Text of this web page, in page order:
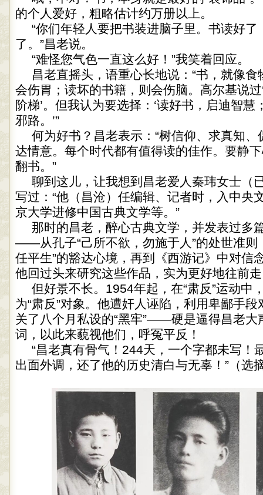
的个人爱好，粗略估计约万册以上。
“你们年轻人要把书装进脑子里。书读好了
了。”昌老说。
“难怪您气色一直这么好！”我笑着回应。
昌老直摇头，语重心长地说：“书，就像
会伤胃；读坏的书籍，则会伤脑。高尔基说
阶梯’。但我认为要选择：‘读好书，启迪智慧
邪路。’”
何为好书？昌老表示：“树信仰、求真知
达情意。每个时代都有值得读的佳作。要静
翻书。”
聊到这儿，让我想到昌老爱人秦玮女士（
写过：“他（昌沧）任编辑、记者时，入中央
京大学进修中国古典文学等。”
那时的昌老，醉心古典文学，并发表过多
——从孔子“己所不欲，勿施于人”的处世准则
任平生”的豁达心境，再到《西游记》中对
他回过头来研究这些作品，实为更好地往前
但好景不长。1954年起，在“肃反”运动中
为“肃反”对象。他遭奸人诬陷，利用卑鄙手
关了八个月私设的“黑牢”——硬是逼得昌老大
词，以此来藐视他们，呼冤平反！
“昌老真有骨气！244天，一个字都未写！
出面外调，还了他的历史清白与无辜！”（选